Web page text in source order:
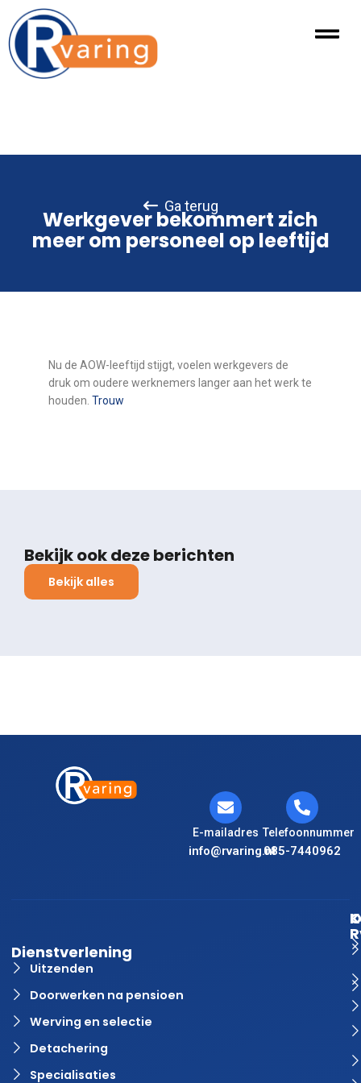
Ga terug
Werkgever bekommert zich
meer om personeel op leeftijd
Nu de AOW-leeftijd stijgt, voelen werkgevers de
druk om oudere werknemers langer aan het werk te
houden. Trouw
Bekijk ook deze berichten
Bekijk alles
E-mailadres
info@rvaring.nl
Telefoonnummer
085-7440962
Dienstverlening
Uitzenden
Doorwerken na pensioen
Werving en selectie
Detachering
Specialisaties